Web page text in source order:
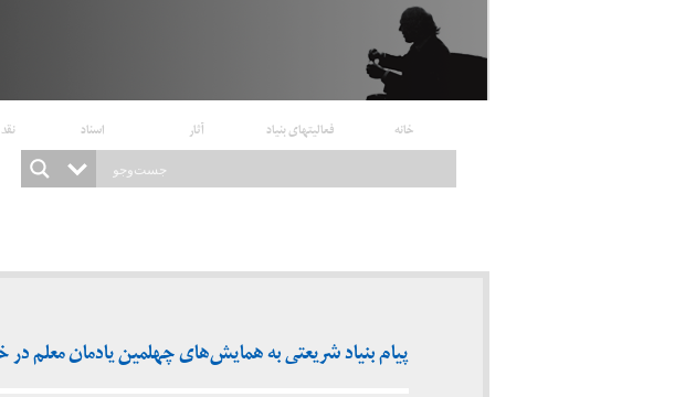
خانه فعالیتهای بنیاد آثار اسناد
پیام بنیاد شریعتی به همایش‌های چهلمین یادمان معلم در خارج از